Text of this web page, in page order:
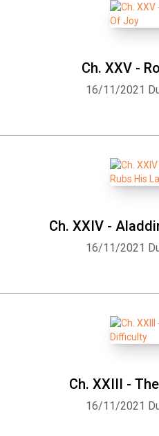
Ch. XXV -
16/11/2021
Ch. XXIV -
16/11/2021
Ch. XXIII -
16/11/2021